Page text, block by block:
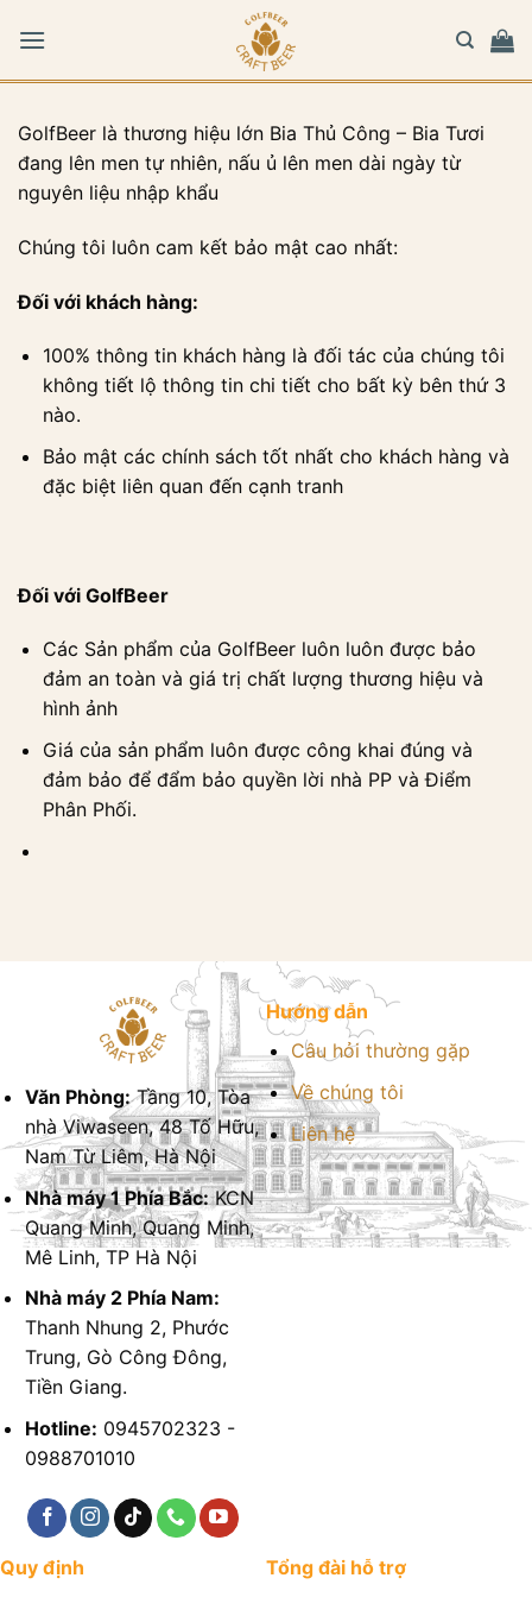
qua
GolfBeer là thương hiệu lớn Bia Thủ Công – Bia Tươi
đang lên men tự nhiên, nấu ủ lên men dài ngày từ
nguyên liệu nhập khẩu
Chúng tôi luôn cam kết bảo mật cao nhất:
Đối với khách hàng:
100% thông tin khách hàng là đối tác của chúng tôi
không tiết lộ thông tin chi tiết cho bất kỳ bên thứ 3
nào.
Bảo mật các chính sách tốt nhất cho khách hàng và
đặc biệt liên quan đến cạnh tranh
Đối với GolfBeer
Các Sản phẩm của GolfBeer luôn luôn được bảo
đảm an toàn và giá trị chất lượng thương hiệu và
hình ảnh
Giá của sản phẩm luôn được công khai đúng và
đảm bảo để đẩm bảo quyền lời nhà PP và Điểm
Phân Phối.
Văn Phòng:Tầng 10, Tòa
nhà Viwaseen, 48 Tố Hữu,
Nam Từ Liêm, Hà Nội
Nhà máy 1 Phía Bắc:KCN
Quang Minh, Quang Minh,
Mê Linh, TP Hà Nội
Nhà máy 2 Phía Nam:
Thanh Nhung 2, Phước
Trung, Gò Công Đông,
Tiền Giang.
Hotline: 0945702323 -
0988701010
Hướng dẫn
Câu hỏi thường gặp
Về chúng tôi
Liên hệ
Quy định
Tổng đài hỗ trợ